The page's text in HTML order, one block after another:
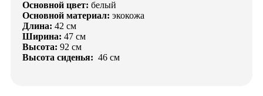
Основной цвет: белый
Основной материал: экокожа
Длина: 42 см
Ширина: 47 см
Высота: 92 см
Высота сиденья: 46 см